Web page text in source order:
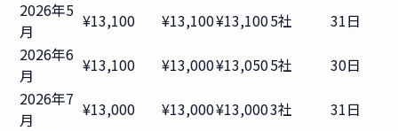
2026年5
月
¥13,100 ¥13,100¥13,1005社
31日
2026年6
月
¥13,100 ¥13,000¥13,0505社
30日
2026年7
月
¥13,000 ¥13,000¥13,0003社
31日